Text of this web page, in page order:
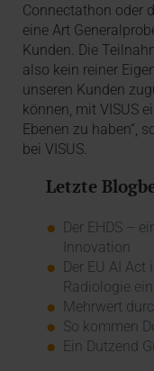
Connectathon oder
eine Art
Kunden. Die
also kein reiner
unseren Kunden
können, mit VISUS
Ebenen zu haben“,
bei VISUS.
Letzte
Der EHDS –
Innovation
Der EU AI
Radiologie ein
Mehrwert
So kommen
Ein Dutzend